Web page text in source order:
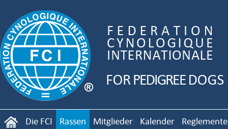
Die FCI Rassen Mitglieder Kalender Reglemente